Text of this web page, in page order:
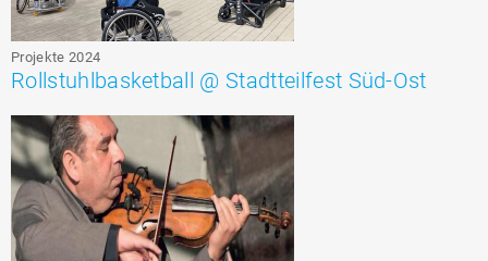
Projekte 2024
Rollstuhlbasketball @ Stadtteilfest Süd-Ost